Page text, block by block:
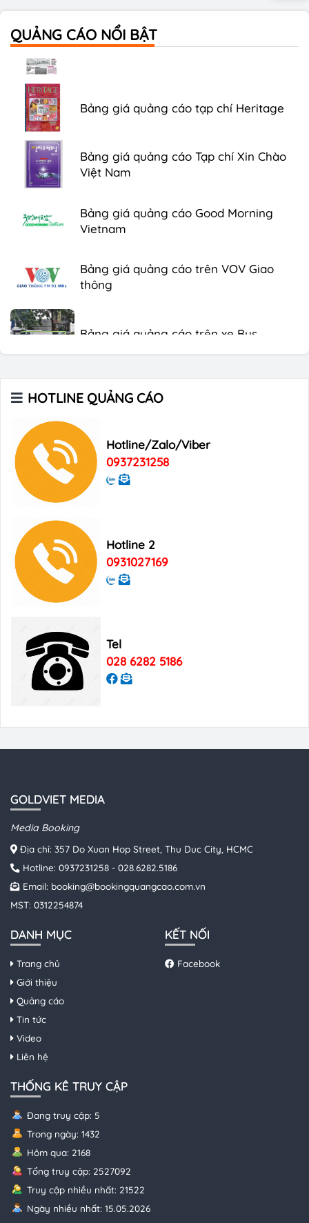
QUẢNG CÁO NỔI BẬT
Bảng giá quảng cáo Báo Tuổi Trẻ
Việt Nam
Vietnam
thông
Bảng giá quảng cáo Báo Tuổi Trẻ
Bảng giá quảng cáo tạp chí Heritage
Bảng giá quảng cáo Tạp chí Xin Chào
Việt Nam
Bảng giá quảng cáo Good Morning
Vietnam
HOTLINE QUẢNG CÁO
Hotline/Zalo/Viber
0937231258
Hotline 2
0931027169
Tel
028 6282 5186
GOLDVIET MEDIA
Media Booking
Địa chỉ: 357 Do Xuan Hop Street, Thu Duc City, HCMC
Hotline: 0937231258 - 028.6282.5186
Email: booking@bookingquangcao.com.vn
MST: 0312254874
DANH MỤC
Trang chủ
Giới thiệu
Quảng cáo
Tin tức
Video
Liên hệ
KẾT NỐI
Facebook
THỐNG KÊ TRUY CẬP
Đang truy cập: 5
Trong ngày: 1432
Hôm qua: 2168
Tổng truy cập: 2527092
Truy cập nhiều nhất: 21522
Ngày nhiều nhất: 15.05.2026